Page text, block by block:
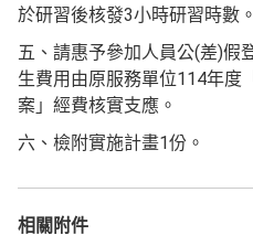
於研習後核發3小時研習時數。
五、請惠予參加人員公(差)假
生費用由原服務單位114年度
案」經費核實支應。
六、檢附實施計畫1份。
相關附件